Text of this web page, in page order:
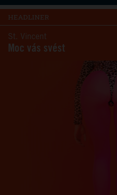
HEADLINER
St. Vincent
Moc vás svést